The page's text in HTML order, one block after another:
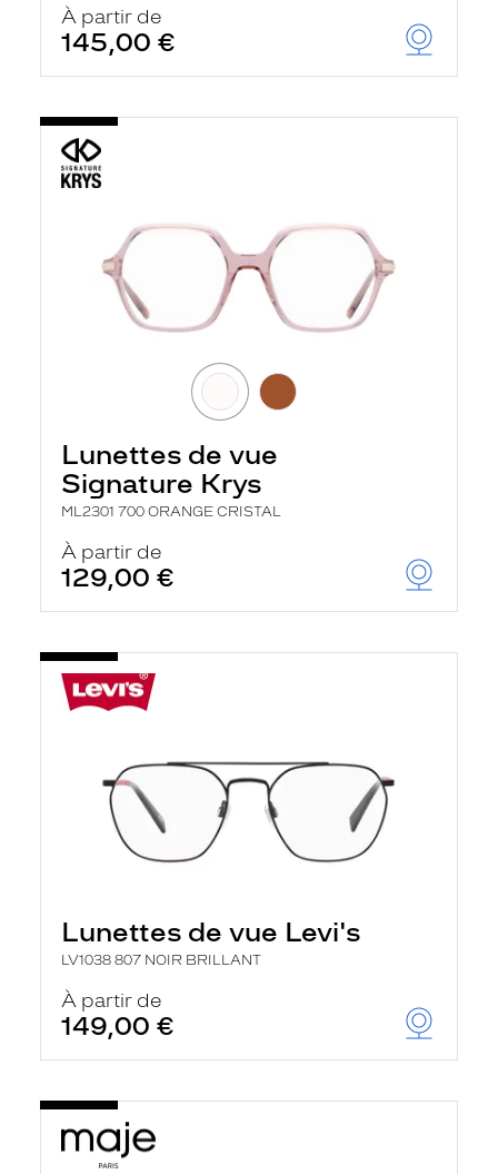
À partir de
145,00 €
Lunettes de vue
Signature Krys
ML2301 700 ORANGE CRISTAL
À partir de
129,00 €
Lunettes de vue Levi's
LV1038 807 NOIR BRILLANT
À partir de
149,00 €